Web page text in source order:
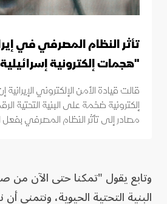
تأثر النظام المصرفي في
"هجمات إلكترونية
قالت قيادة الأمن الإلكتروني الإيرانية
إلكترونية ضخمة على البنية التحتية
مصادر إلى تأثر النظام المصرفي
وتابع يقول "تمكنا حتى الآن من
البنية التحتية الحيوية، ونتمنى